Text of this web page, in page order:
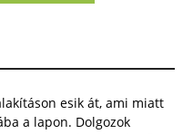
esik át, ami miatt
a lapon. Dolgozok